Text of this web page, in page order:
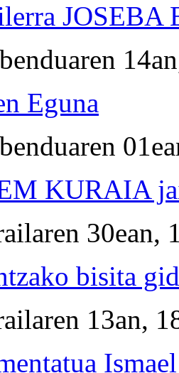
JOSEBA
Eguna
KURAIA
30ean,
bisita
13an,